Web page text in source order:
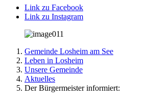
Link zu Facebook
Link zu Instagram
Gemeinde Losheim am See
Leben in Losheim
Unsere Gemeinde
Aktuelles
Der Bürgermeister informiert: